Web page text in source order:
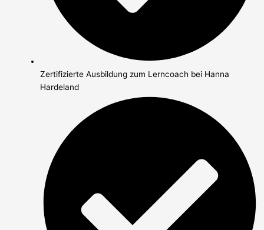
Zertifizierte Ausbildung zum Lerncoach bei Hanna
Hardeland